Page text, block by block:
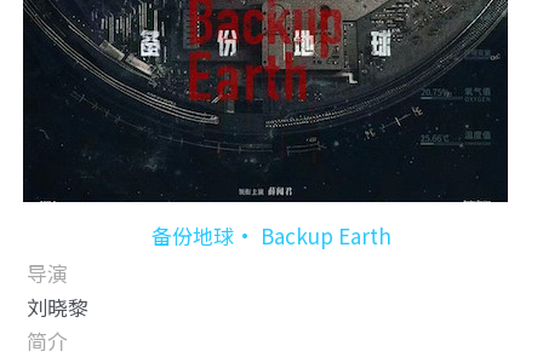
备份地球• Backup Earth
导演
刘晓黎
简介